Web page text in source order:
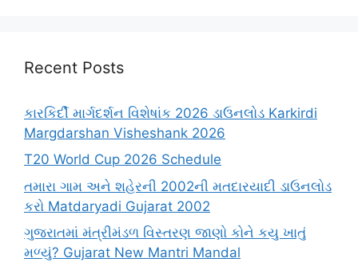
Recent Posts
કારકિર્દી માર્ગદર્શન વિશેષાંક 2026 ડાઉનલોડ Karkirdi
Margdarshan Visheshank 2026
T20 World Cup 2026 Schedule
તમારા ગામ અને શહેરની 2002ની મતદારયાદી ડાઉનલોડ
કરો Matdaryadi Gujarat 2002
ગુજરાતમાં મંત્રીમંડળ વિસ્તરણ જાણો કોને કયુ ખાતું
મળ્યું? Gujarat New Mantri Mandal